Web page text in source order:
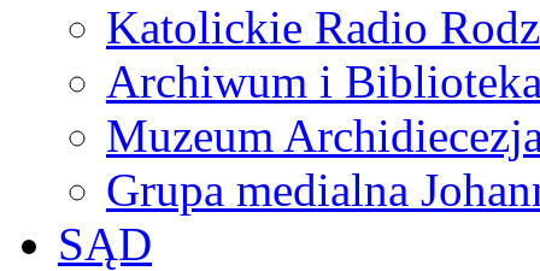
Katolickie Radio
Archiwum i
Muzeum
Grupa medialna
SĄD